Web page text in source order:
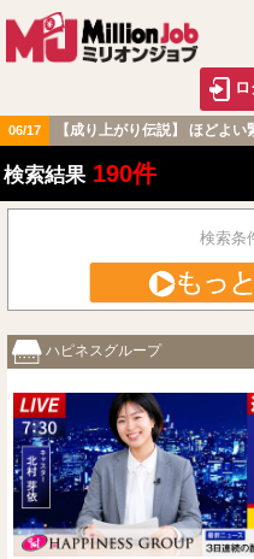
06/17 【成り上がり伝説】 ほどよい緊張感と大
関東版
検索結果 190件
検索条
ハピネスグループ